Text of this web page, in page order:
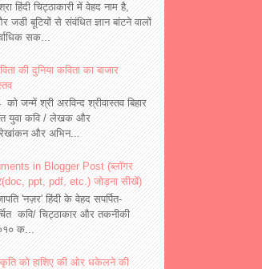
हिंदी चिट्ठाकारी में वेहद नाम है,
जडी बूटियों से संवंधित ज्ञान बांटने वालों
सक...
की दुनिया कविता का बाजार
जन्में श्री अरविन्द श्रीवास्तव बिहार
युवा कवि / लेखक और
और अभिन...
in Blogger Post (ब्लॉगर
ppt, pdf, etc.) जोड़ना सीखें)
'नज़र' हिंदी के वेहद सपर्पित-
कवि/ चिट्ठाकार और तकनीकी
क...
को हाशिए की ओर धकेलने की